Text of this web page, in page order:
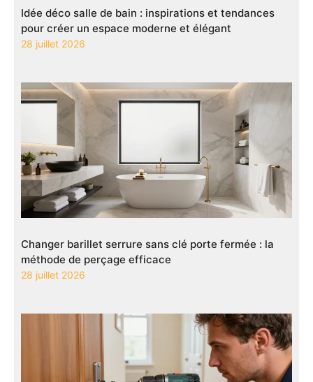
Idée déco salle de bain : inspirations et tendances
pour créer un espace moderne et élégant
28 juillet 2026
Changer barillet serrure sans clé porte fermée : la
méthode de perçage efficace
28 juillet 2026